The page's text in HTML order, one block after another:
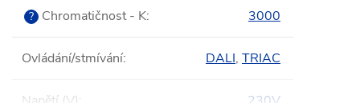
? Chromatičnost - K: 3000
Ovládání/stmívání: DALI, TRIAC